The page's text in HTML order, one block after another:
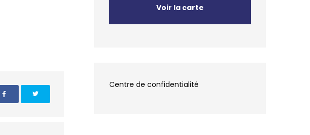
Voir la carte
Centre de confidentialité